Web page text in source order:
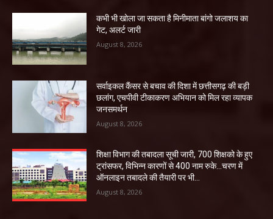
कभी भी खोला जा सकता है मिनीमाता बांगो जलाशय का
गेट, अलर्ट जारी
August 8, 2026
सर्वाइकल कैंसर से बचाव की दिशा में छत्तीसगढ़ की बड़ी
छलांग, एचपीवी टीकाकरण अभियान को मिल रहा व्यापक
जनसमर्थन
August 8, 2026
शिक्षा विभाग की तबादला सूची जारी, 700 शिक्षको के हुए
ट्रांसफर, विभिन्न कारणों से 400 नाम रुके…चरण में
ऑनलाइन तबादले की तैयारी पर भी...
August 8, 2026